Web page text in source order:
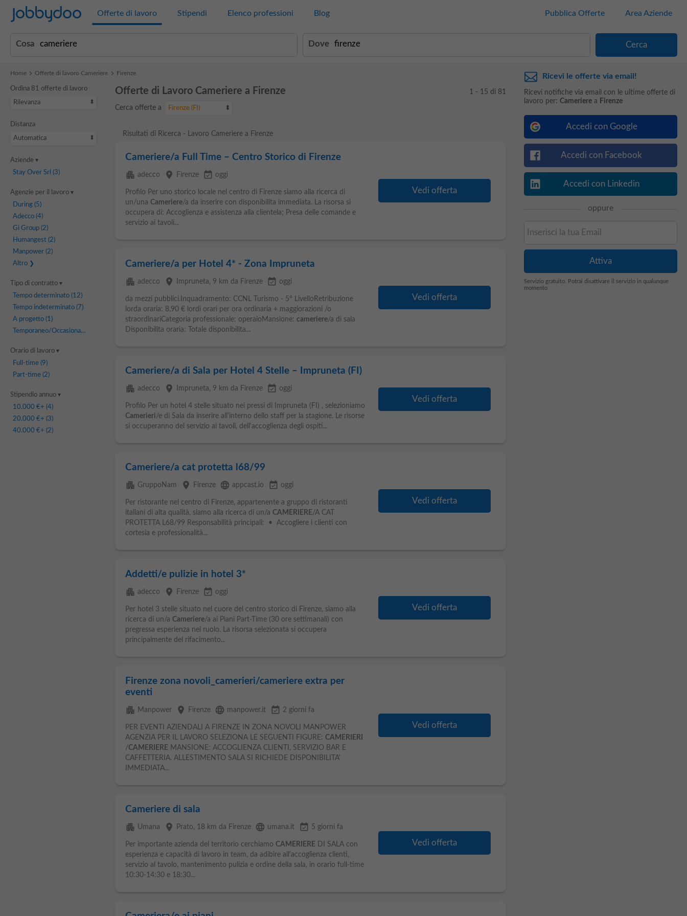
Jobbydoo Offerte di lavoro Stipendi Elenco professioni Blog Pubblica Offerte Area Aziende
Cosa Dove
Home Offerte di lavoro Cameriere Firenze
Ordina 81 offerte di lavoro
Rilevanza
Distanza
Automatica
Aziende
Stay Over Srl (3)
Agenzie per il lavoro
During(5)
Adecco(4)
Gi Group(2)
Humangest(2)
Manpower(2)
Altro
Tipo di contratto
Tempo determinato(12)
Tempo indeterminato(7)
A progetto(1)
Temporaneo/Occasionale
Orario di lavoro
Full-time(9)
Part-time(2)
Stipendio annuo
10.000 €+ (4)
20.000 €+ (3)
40.000 €+ (2)
Offerte di Lavoro Cameriere a Firenze
Cerca offerte a Firenze (FI)
1 - 15 di 81
Risultati di Ricerca - Lavoro Cameriere a Firenze
Cameriere/a Full Time – Centro Storico di Firenze
apartment adecco place Firenze event_available oggi
Profilo Per uno storico locale nel centro di Firenze siamo alla ricerca di
un/una Cameriere/a da inserire con disponibilita immediata. La risorsa si
occupera di: Accoglienza e assistenza alla clientela; Presa delle comande e
servizio ai tavoli...
Vedi offerta
Cameriere/a per Hotel 4* - Zona Impruneta
apartment adecco place Impruneta, 9 km da Firenze event_available oggi
da mezzi pubblici.Inquadramento: CCNL Turismo - 5° LivelloRetribuzione
lorda oraria: 8,90 € lordi orari per ora ordinaria + maggiorazioni /o
straordinariCategoria professionale: operaioMansione: cameriere/a di sala
Disponibilita oraria: Totale disponibilita...
Vedi offerta
Cameriere/a di Sala per Hotel 4 Stelle – Impruneta (FI)
apartment adecco place Impruneta, 9 km da Firenze event_available oggi
Profilo Per un hotel 4 stelle situato nei pressi di Impruneta (FI) , selezioniamo
Camerieri/e di Sala da inserire all'interno dello staff per la stagione. Le risorse
si occuperanno del servizio ai tavoli, dell'accoglienza degli ospiti...
Vedi offerta
Cameriere/a cat protetta l68/99
apartment GruppoNam place Firenze language appcast.io event_available oggi
Per ristorante nel centro di Firenze, appartenente a gruppo di ristoranti
italiani di alta qualità, siamo alla ricerca di un/a CAMERIERE/A CAT
PROTETTA L68/99 Responsabilità principali: • Accogliere i clienti con
cortesia e professionalità...
Vedi offerta
Addetti/e pulizie in hotel 3*
apartment adecco place Firenze event_available oggi
Per hotel 3 stelle situato nel cuore del centro storico di Firenze, siamo alla
ricerca di un/a Cameriere/a ai Piani Part-Time (30 ore settimanali) con
pregressa esperienza nel ruolo. La risorsa selezionata si occupera
principalmente del rifacimento...
Vedi offerta
Firenze zona novoli_camerieri/cameriere extra per
eventi
apartment Manpower place Firenze language manpower.it event_available 2 giorni fa
PER EVENTI AZIENDALI A FIRENZE IN ZONA NOVOLI MANPOWER
AGENZIA PER IL LAVORO SELEZIONA LE SEGUENTI FIGURE: CAMERIERI
/CAMERIEREMANSIONE: ACCOGLIENZA CLIENTI, SERVIZIO BAR E
CAFFETTERIA. ALLESTIMENTO SALA SI RICHIEDE DISPONIBILITA'
IMMEDIATA...
Vedi offerta
Cameriere di sala
apartment Umana place Prato, 18 km da Firenze language umana.it event_available 5 giorni fa
Per importante azienda del territorio cerchiamo CAMERIEREDI SALA con
esperienza e capacità di lavoro in team, da adibire all'accoglienza clienti,
servizio al tavolo, mantenimento pulizia e ordine della sala, in orario full-time
10:30-14:30 e 18:30...
Vedi offerta
Ricevi le offerte via email!
Ricevi notifiche via email con le ultime offerte di
lavoro per: Camerierea Firenze
Accedi con Google
Accedi con Facebook
Accedi con Linkedin
oppure
Servizio gratuito. Potrai disattivare il servizio in qualunque
momento